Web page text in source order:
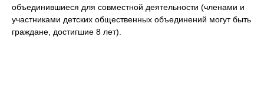
объединившиеся для совместной деятельности (членами и
участниками детских общественных объединений могут быть
граждане, достигшие 8 лет).